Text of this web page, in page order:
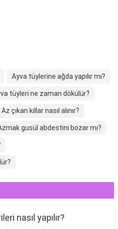
Ayva tüylerine ağda yapılır mı?
tüyleri ne zaman dökülür?
Az çıkan kıllar nasıl alınır?
gusül abdestini bozar mı?